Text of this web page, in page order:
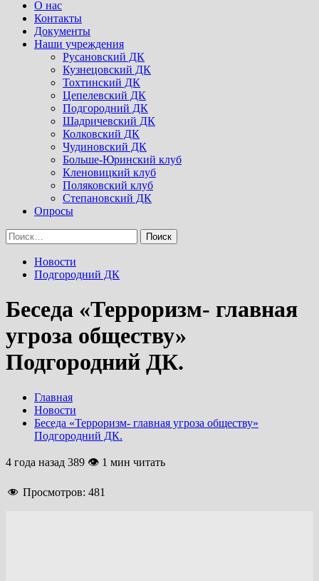
Menu
О нас
Контакты
Документы
Наши учреждения
Русановский ДК
Кузнецовский ДК
Тохтинский ДК
Цепелевский ДК
Подгородний ДК
Шадричевский ДК
Колковский ДК
Чудиновский ДК
Больше-Юринский клуб
Кленовицкий клуб
Поляковский клуб
Степановский ДК
Опросы
Найти:
Новости
Подгородний ДК
Беседа «Терроризм- главная
угроза обществу»
Подгородний ДК.
Главная
Новости
Беседа «Терроризм- главная угроза обществу»
Подгородний ДК.
4 года назад 389 👁 1 мин читать
Просмотров: 481